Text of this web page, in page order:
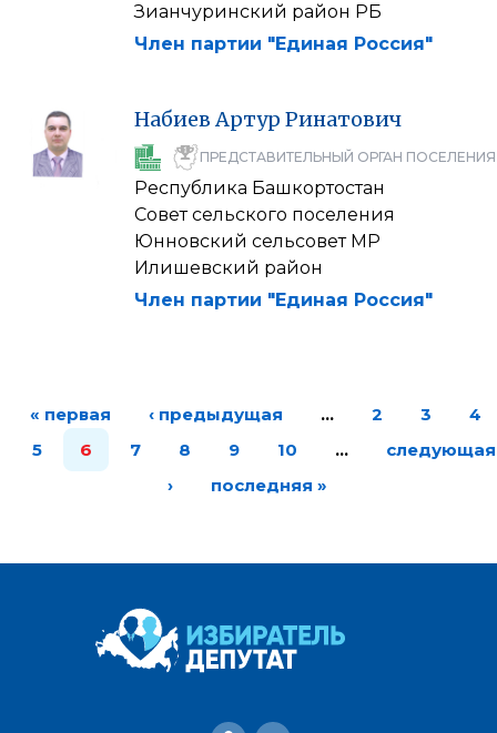
Зианчуринский район РБ
Член партии "Единая Россия"
Набиев Артур Ринатович
ПРЕДСТАВИТЕЛЬНЫЙ ОРГАН ПОСЕЛЕНИЯ
Республика Башкортостан
Совет сельского поселения
Юнновский сельсовет МР
Илишевский район
Член партии "Единая Россия"
« первая ‹ предыдущая … 2 3
4
5
6 7 8 9 10 …
следующая
›
последняя »